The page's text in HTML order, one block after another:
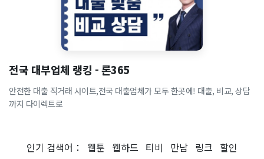
전국 대부업체 랭킹 - 론365
안전한 대출 직거래 사이트,전국 대출업체가 모두 한곳에! 대출, 비교, 상담
까지 다이렉트로
인기 검색어： 웹툰 웹하드 티비 만남 링크 할인